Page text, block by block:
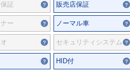
証 販売店保証
ー ノーマル車
セキュリティシステム
HID付